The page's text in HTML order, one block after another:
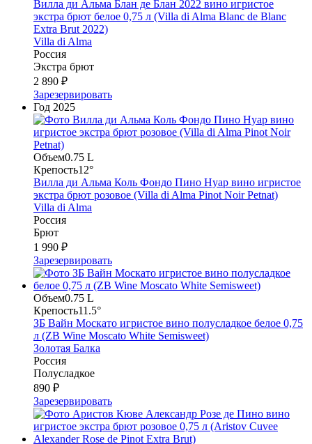
Вилла ди Альма Блан де Блан 2022 вино игристое
экстра брют белое 0,75 л (Villa di Alma Blanc de Blanc
Extra Brut 2022)
Villa di Alma
Россия
Экстра брют
2 890 ₽
Зарезервировать
Год 2025
Объем0.75 L
Крепость12°
Вилла ди Альма Коль Фондо Пино Нуар вино игристое
экстра брют розовое (Villa di Alma Pinot Noir Petnat)
Villa di Alma
Россия
Брют
1 990 ₽
Зарезервировать
Объем0.75 L
Крепость11.5°
ЗБ Вайн Москато игристое вино полусладкое белое 0,75
л (ZB Wine Moscato White Semisweet)
Золотая Балка
Россия
Полусладкое
890 ₽
Зарезервировать